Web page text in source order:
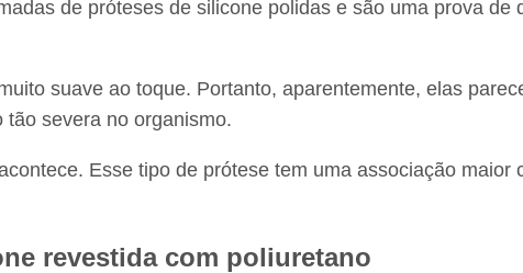
de próteses de silicone polidas e são uma prova de
suave ao toque. Portanto, aparentemente, elas
severa no organismo.
Esse tipo de prótese tem uma associação maior
revestida com poliuretano